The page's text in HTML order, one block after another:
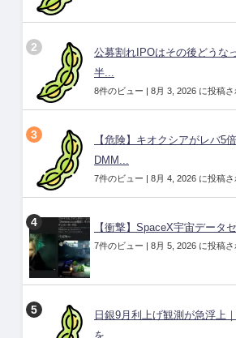
公募割れIPOはその後どうな
半...
8件のビュー | 8月 3, 2026 に投稿さ
【危険】キオクシアがレバ5
DMM...
7件のビュー | 8月 4, 2026 に投稿さ
【衝撃】SpaceX宇宙データ
7件のビュー | 8月 5, 2026 に投稿さ
日銀9月利上げ観測が急浮上
を...